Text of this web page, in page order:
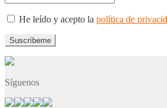
He leído y acepto la política de
Síguenos